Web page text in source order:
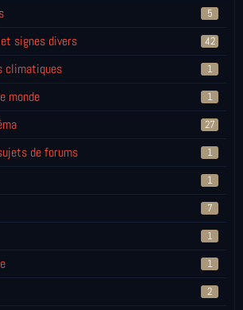
5
signes divers 42
climatiques 1
monde 1
27
de forums 1
1
7
1
1
2